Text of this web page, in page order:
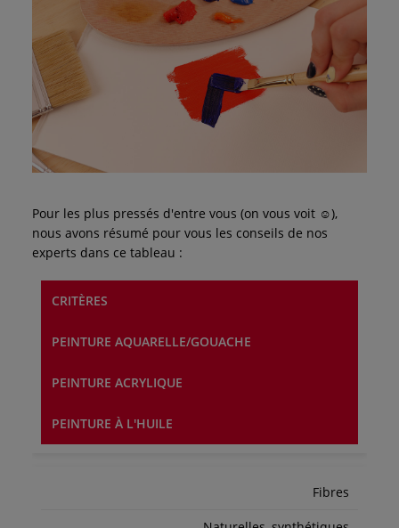
Pour les plus pressés d'entre vous (on vous voit ☺),
nous avons résumé pour vous les conseils de nos
experts dans ce tableau :
CRITÈRES
PEINTURE AQUARELLE/GOUACHE
PEINTURE ACRYLIQUE
PEINTURE À L'HUILE
Fibres